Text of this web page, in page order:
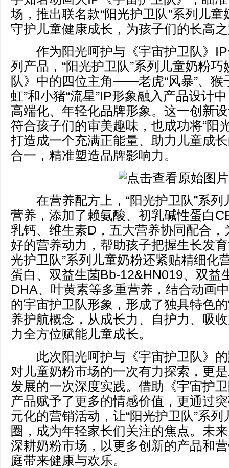
场，推出联名款“阳光护卫队”系列儿
守护儿童健康成长，为孩子们的长高
作为阳光呵护与《宇宙护卫队》IP
列产品，“阳光护卫队”系列儿童奶粉
队》中的四位主角——老虎“风暴”、猴
虹”和小猪“流星”IP形象融入产品设计
高端化、年轻化品牌形象。这一创新
符合孩子们的审美趣味，也成功将“阳
打造成一个充满正能量、助力儿童成
合一，精准塑造品牌影响力。
在营养配方上，“阳光护卫队”系列
营养，添加了赖氨酸、初乳碱性蛋白
乳钙、维生素D，五大营养协同配合
好的营养动力，帮助孩子把握生长发
光护卫队”系列儿童奶粉还紧贴精细化
蛋白、双益生菌Bb-12&HN019、双益
DHA、叶黄素等多重营养，结合动画
的宇宙护卫队形象，形成了独具特色的
养护航概念，从成长力、自护力、吸
力全方位赋能儿童成长。
此次阳光呵护与《宇宙护卫队》的
对儿童奶粉市场的一次有力探索，更
发展的一次深度实践。借助《宇宙护
产品赋予了更多的情感价值，更通过
元化的营销活动，让“阳光护卫队”系
圈，成为年轻家长们关注的焦点。未
深耕奶粉市场，以更多创新的产品和
庭带来健康与欢乐。